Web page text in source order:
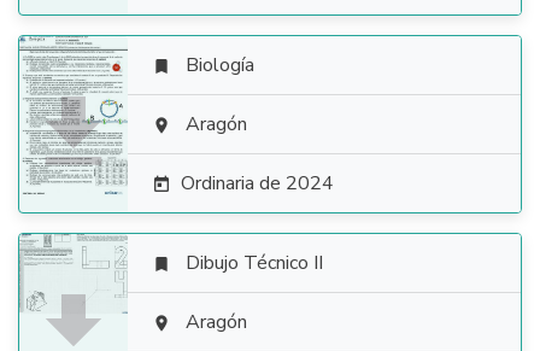

 Biología
 Aragón
 Ordinaria de 2024

 Dibujo Técnico II
 Aragón